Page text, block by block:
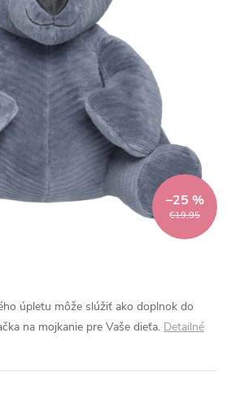
€19,95
–25 %
úpletu môže slúžiť ako doplnok do
na mojkanie pre Vaše dieťa. Detailné